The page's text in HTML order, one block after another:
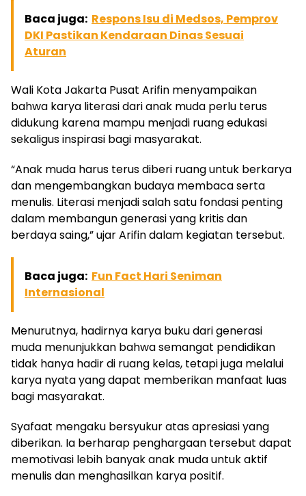
Baca juga: Respons Isu di Medsos, Pemprov
DKI Pastikan Kendaraan Dinas Sesuai
Aturan
Wali Kota Jakarta Pusat Arifin menyampaikan
bahwa karya literasi dari anak muda perlu terus
didukung karena mampu menjadi ruang edukasi
sekaligus inspirasi bagi masyarakat.
“Anak muda harus terus diberi ruang untuk berkarya
dan mengembangkan budaya membaca serta
menulis. Literasi menjadi salah satu fondasi penting
dalam membangun generasi yang kritis dan
berdaya saing,” ujar Arifin dalam kegiatan tersebut.
Baca juga: Fun Fact Hari Seniman
Internasional
Menurutnya, hadirnya karya buku dari generasi
muda menunjukkan bahwa semangat pendidikan
tidak hanya hadir di ruang kelas, tetapi juga melalui
karya nyata yang dapat memberikan manfaat luas
bagi masyarakat.
Syafaat mengaku bersyukur atas apresiasi yang
diberikan. Ia berharap penghargaan tersebut dapat
memotivasi lebih banyak anak muda untuk aktif
menulis dan menghasilkan karya positif.